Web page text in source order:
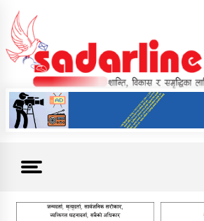
content
News For Nepal